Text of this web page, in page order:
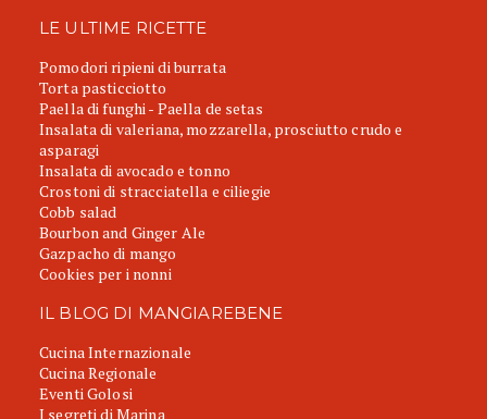
LE ULTIME RICETTE
Pomodori ripieni di burrata
Torta pasticciotto
Paella di funghi - Paella de setas
Insalata di valeriana, mozzarella, prosciutto crudo e
asparagi
Insalata di avocado e tonno
Crostoni di stracciatella e ciliegie
Cobb salad
Bourbon and Ginger Ale
Gazpacho di mango
Cookies per i nonni
IL BLOG DI MANGIAREBENE
Cucina Internazionale
Cucina Regionale
Eventi Golosi
I segreti di Marina